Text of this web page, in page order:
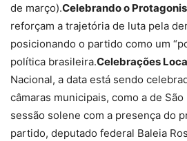
de março).Celebrando o
reforçam a trajetória de luta pela
posicionando o partido como um
política brasileira.Celebrações
Nacional, a data está sendo
câmaras municipais, como a de
sessão solene com a presença do
partido, deputado federal Baleia